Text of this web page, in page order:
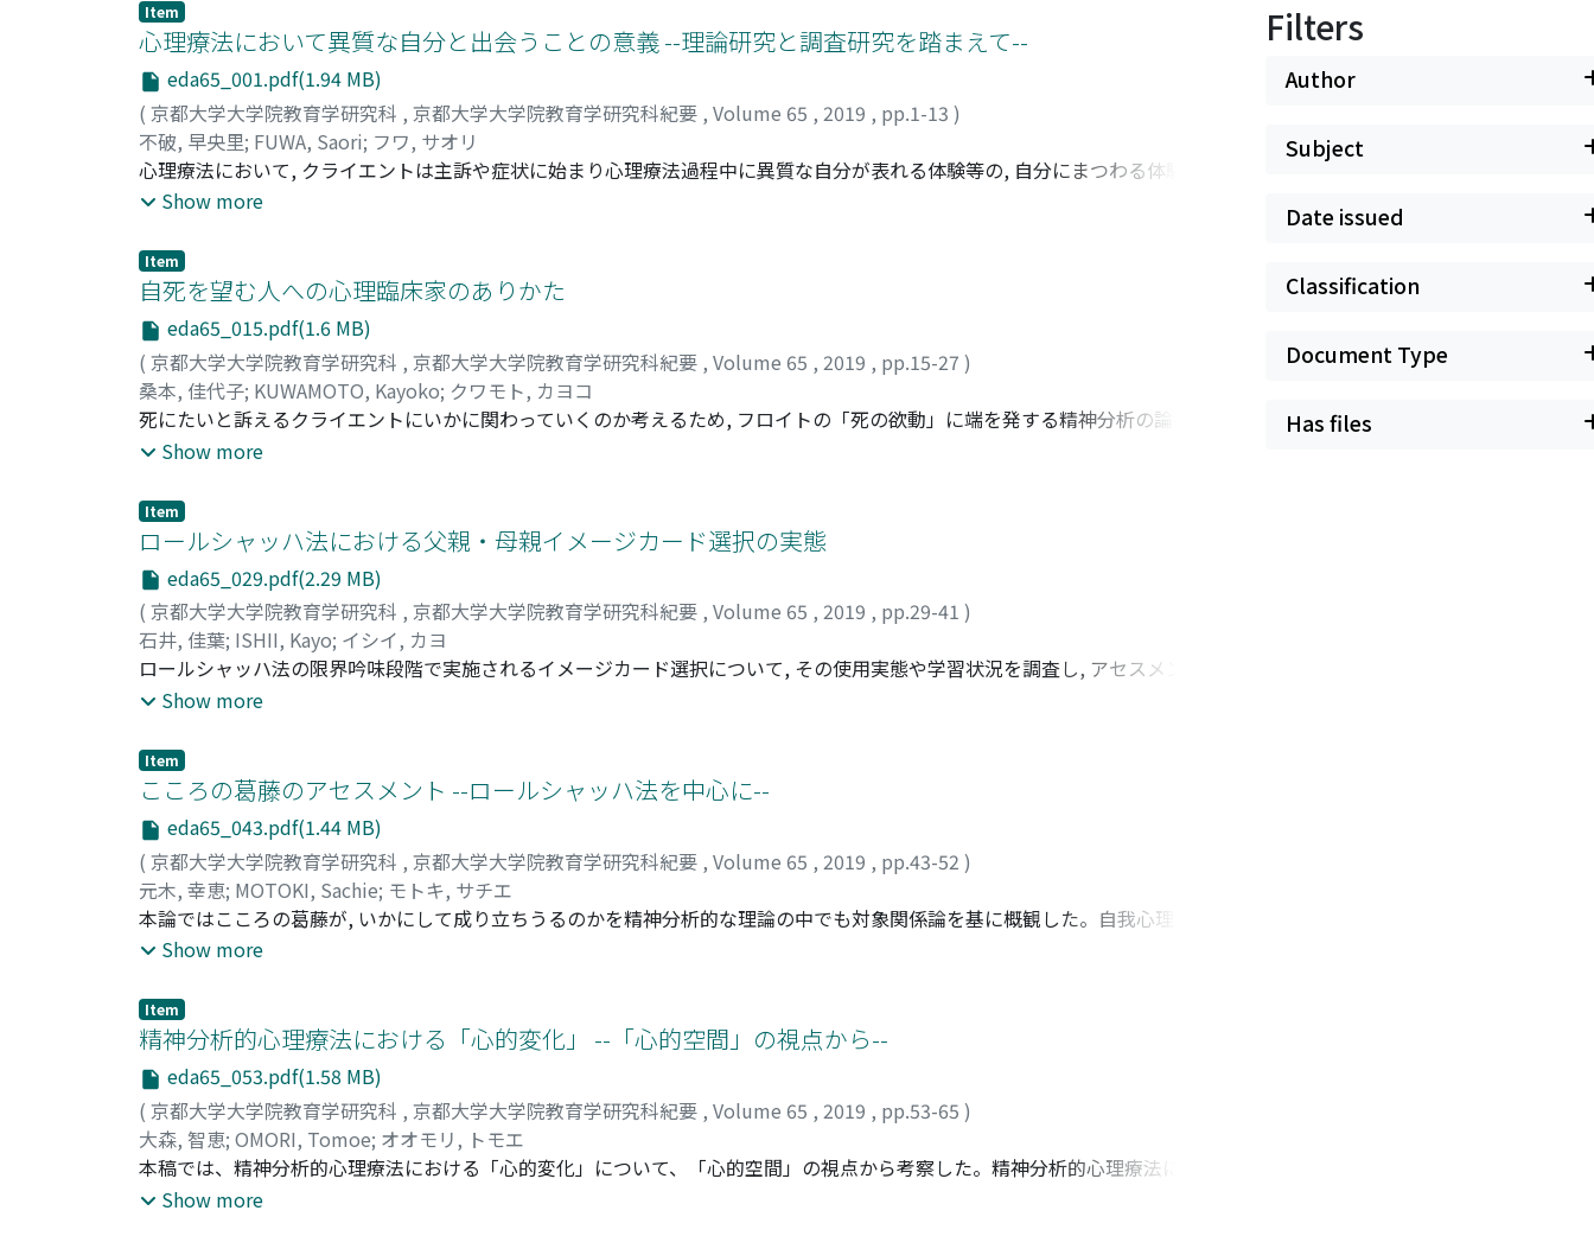
Item
心理療法において異質な自分と出会うことの意義 --理論研究と調査研究を踏まえて--
eda65_001.pdf(1.94 MB)
( 京都大学大学院教育学研究科 , 京都大学大学院教育学研究科紀要 , Volume 65 , 2019 , pp.1-13 )
不破, 早央里; FUWA, Saori; フワ, サオリ
心理療法において, クライエントは主訴や症状に始まり心理療法過程中に異質な自分が表れる体験等の, 自分にまつわる体験をす
ることがある。本論では"自分の揺らぎ"と定義し, その意義を論じることで, 心理療法のプロセスを検討することを目的とした。
られることであり, 特にユング派心理療法ではイメージを表現する中で体験されやすい。その体験の中で出会う異質な自分を淘
汰するのではなく, 認めて, 次の展開へと"弁証法的"な動きがなされることが重要であることが示唆された。事例検討からは, 最
初異質な印象のあるイメージにクライエントが深くコミットし, 最終的に安定した様子の箱庭が作られた事例を取り上げた。異
質なイメージと親和的なイメージを揺れ動くことで"弁証法的"な動きが生じ, 心の変容に繋がると考えられる。
Show more
Item
自死を望む人への心理臨床家のありかた
eda65_015.pdf(1.6 MB)
( 京都大学大学院教育学研究科 , 京都大学大学院教育学研究科紀要 , Volume 65 , 2019 , pp.15-27 )
桑本, 佳代子; KUWAMOTO, Kayoko; クワモト, カヨコ
死にたいと訴えるクライエントにいかに関わっていくのか考えるため, フロイトの「死の欲動」に端を発する精神分析の論考を紐
解いた。その中で, クラインの「羨望と感謝」, ウィニコットの「破綻恐怖」を取り上げた。そして, 人々の自殺願望の背景に, 生
ことを見いだすとともに, 生の欲動も死の欲動も, 同一の円環として位置づけられることに気づいた。さらに不治の病に苦しんだ
著者の著作を通して, 過去の生活を死んだものとして受け入れること, 受け入れようとすることが, 絶望から人を救う唯一の方法
なのではないかと考えた。自殺願望の強いクライエントに対して心理臨床家がやるべきことは, 自己破壊へと進もうとする, その
背景にある不安, 恐怖をくり返し分析していくことであると見出した。
Show more
Item
ロールシャッハ法における父親・母親イメージカード選択の実態
eda65_029.pdf(2.29 MB)
( 京都大学大学院教育学研究科 , 京都大学大学院教育学研究科紀要 , Volume 65 , 2019 , pp.29-41 )
石井, 佳葉; ISHII, Kayo; イシイ, カヨ
ロールシャッハ法の限界吟味段階で実施されるイメージカード選択について, その使用実態や学習状況を調査し, アセスメントと
しての可能性と課題について探ることを目的とした。医療, 福祉, 産業など臨床現場における臨床心理士122名に質問紙調査を実
れていないことが示され, 各施行者によって異なる水準のイメージを扱っていると考えられた。背景として, 専門的な学習機会の
不十分さがうかがわれ, 教示方法や解釈方法は各臨床現場で独自の発展を遂げてきたことが推察された。手続きや解釈の自由度の
高さについては, 事例に臨機応変に対応できるという利点が考えられるが, 施行者によって意識的に活用されているとはいいがた
い。今後はイメージカード選択を通したアセスメントの可能性について事例研究を重ねていく必要があると考えられた。
Show more
Item
こころの葛藤のアセスメント --ロールシャッハ法を中心に--
eda65_043.pdf(1.44 MB)
( 京都大学大学院教育学研究科 , 京都大学大学院教育学研究科紀要 , Volume 65 , 2019 , pp.43-52 )
元木, 幸恵; MOTOKI, Sachie; モトキ, サチエ
本論ではこころの葛藤が, いかにして成り立ちうるのかを精神分析的な理論の中でも対象関係論を基に概観した。自我心理学に
おける考察から, エディプス期までは「獲得すべき」ものとして, 対象関係論における考察から, エディプス期以降は「解消してい
考えられる。これらの葛藤をアセスメントする際に, 心理検査を用いることがあるが, 無意識と関連していると考えられる葛藤は,
ロールシャッハ法を用いて理解していくことが有用であると述べ, 葛藤を理解するために着目すべき点を考察した。心理検査があ
まりにもセラピスト側の早急すぎる理解である可能性も踏まえながら, クライエントの葛藤を見誤らないことが重要だと考えら
れる。
Show more
Item
精神分析的心理療法における「心的変化」 --「心的空間」の視点から--
eda65_053.pdf(1.58 MB)
( 京都大学大学院教育学研究科 , 京都大学大学院教育学研究科紀要 , Volume 65 , 2019 , pp.53-65 )
大森, 智恵; OMORI, Tomoe; オオモリ, トモエ
本稿では、精神分析的心理療法における「心的変化」について、「心的空間」の視点から考察した。精神分析的心理療法におけ
る「心的変化」については「心的空間」と密接に関係すると示唆された。さらに来談者中心療法やユング派心理療法における
Show more
Filters
Author
Subject
Date issued
Classification
Document Type
Has files